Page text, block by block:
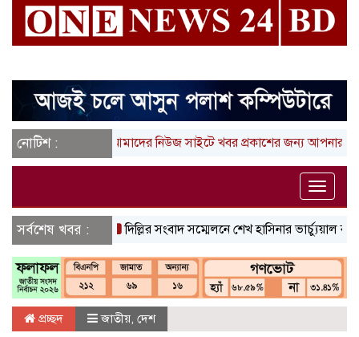
নোটিশ : আমাদের নিউজ সাইটে খবর প্রকাশের জন্য আপনার লিখা
Toggle
সর্বশেষ খবর :দিল্লির সংবাদ সম্মেলনে শেখ হাসিনার ভার্চ্যুয়াল বক্তব্যে
প্রচ্ছদ জাতীয়, দেশ